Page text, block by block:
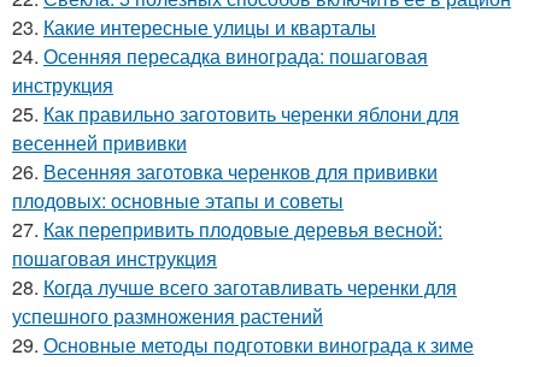
23. Какие интересные улицы и кварталы
24. Осенняя пересадка винограда: пошаговая
инструкция
25. Как правильно заготовить черенки яблони для
весенней прививки
26. Весенняя заготовка черенков для прививки
плодовых: основные этапы и советы
27. Как перепривить плодовые деревья весной:
пошаговая инструкция
28. Когда лучше всего заготавливать черенки для
успешного размножения растений
29. Основные методы подготовки винограда к зиме